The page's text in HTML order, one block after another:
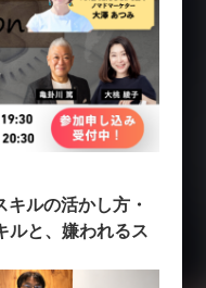
キルの活かし方・
ルと、嫌われるス